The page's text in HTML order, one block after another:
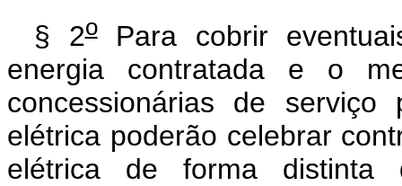
§ 2oPara cobrir
energia contratada e o
concessionárias de
elétrica poderão celebrar
elétrica de forma